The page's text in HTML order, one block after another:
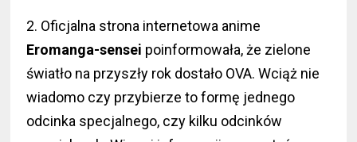
2. Oficjalna strona internetowa anime
Eromanga-sensei poinformowała, że zielone
światło na przyszły rok dostało OVA. Wciąż nie
wiadomo czy przybierze to formę jednego
odcinka specjalnego, czy kilku odcinków